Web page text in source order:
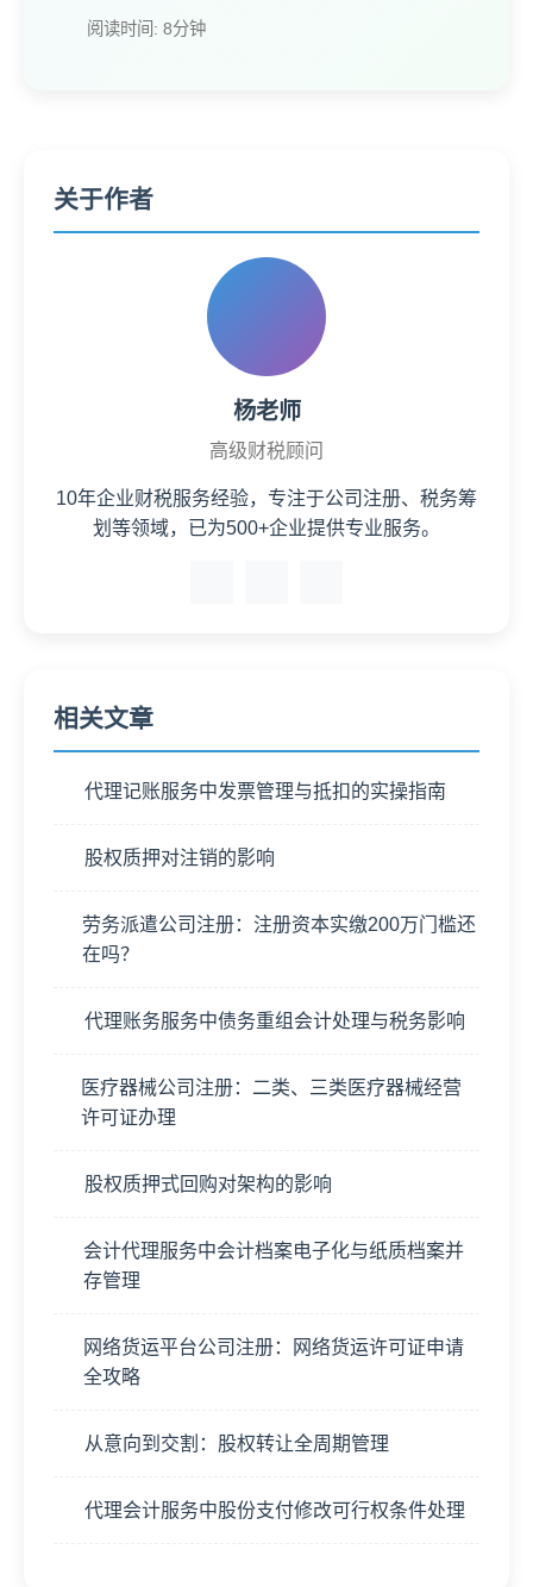
阅读时间: 8分钟
关于作者
杨老师
高级财税顾问
10年企业财税服务经验，专注于公司注册、税务筹
划等领域，已为500+企业提供专业服务。
相关文章
代理记账服务中发票管理与抵扣的实操指南
股权质押对注销的影响
劳务派遣公司注册：注册资本实缴200万门槛还
在吗？
代理账务服务中债务重组会计处理与税务影响
医疗器械公司注册：二类、三类医疗器械经营
许可证办理
股权质押式回购对架构的影响
会计代理服务中会计档案电子化与纸质档案并
存管理
网络货运平台公司注册：网络货运许可证申请
全攻略
从意向到交割：股权转让全周期管理
代理会计服务中股份支付修改可行权条件处理